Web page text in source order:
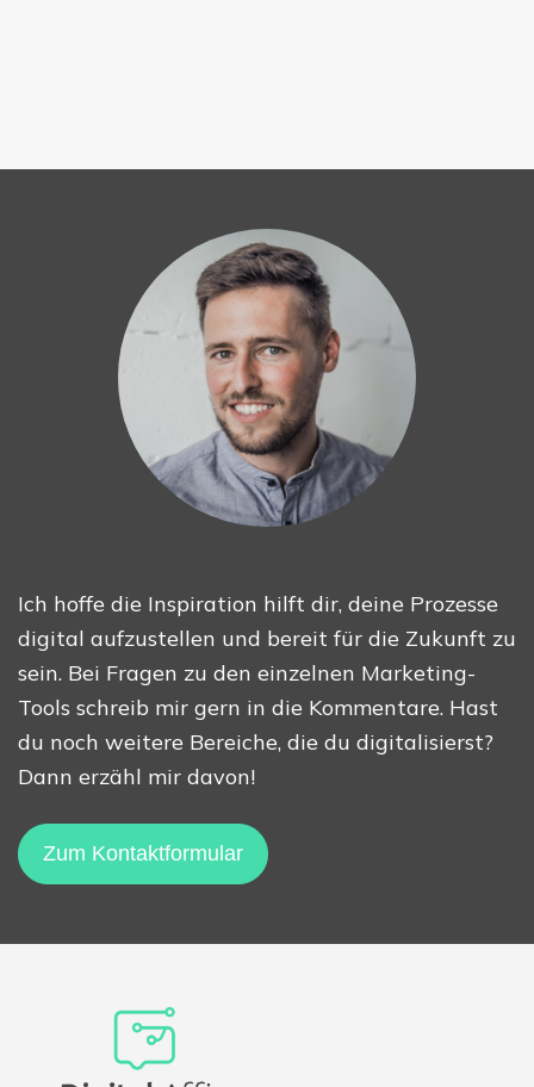
Ich hoffe die Inspiration hilft dir, deine Prozesse
digital aufzustellen und bereit für die Zukunft zu
sein. Bei Fragen zu den einzelnen Marketing-
Tools schreib mir gern in die Kommentare. Hast
du noch weitere Bereiche, die du digitalisierst?
Dann erzähl mir davon!
Zum Kontaktformular